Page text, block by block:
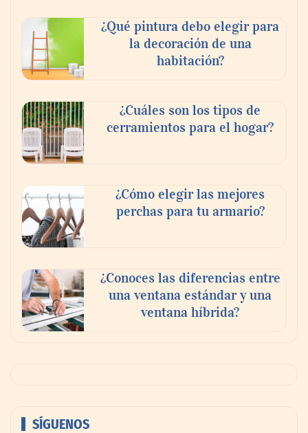
¿Qué pintura debo elegir para
la decoración de una
habitación?
¿Cuáles son los tipos de
cerramientos para el hogar?
¿Cómo elegir las mejores
perchas para tu armario?
¿Conoces las diferencias entre
una ventana estándar y una
ventana híbrida?
SÍGUENOS